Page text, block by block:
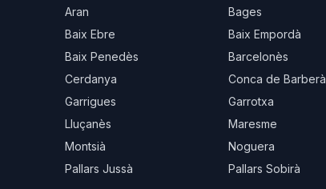
Aran
Bages
Baix Ebre
Baix Empordà
Baix Penedès
Barcelonès
Cerdanya
Conca de Barberà
Garrigues
Garrotxa
Lluçanès
Maresme
Montsià
Noguera
Pallars Jussà
Pallars Sobirà